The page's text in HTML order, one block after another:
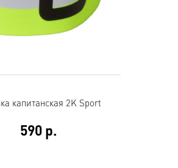
капитанская 2K Sport
590р.